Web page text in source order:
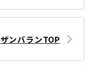
ザンバランTOP